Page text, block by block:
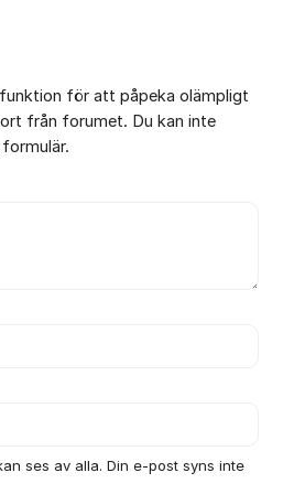
för att påpeka olämpligt
från forumet. Du kan inte
ses av alla. Din e-post syns inte